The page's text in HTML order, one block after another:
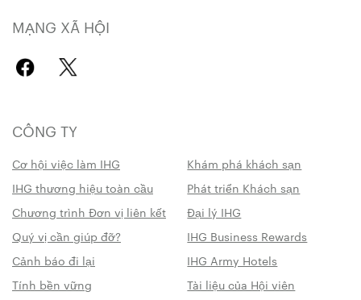
MẠNG XÃ HỘI
CÔNG TY
Cơ hội việc làm IHG
Khám phá khách sạn
IHG thương hiệu toàn cầu
Phát triển Khách sạn
Chương trình Đơn vị liên kết
Đại lý IHG
Quý vị cần giúp đỡ?
IHG Business Rewards
Cảnh báo đi lại
IHG Army Hotels
Tính bền vững
Tài liệu của Hội viên